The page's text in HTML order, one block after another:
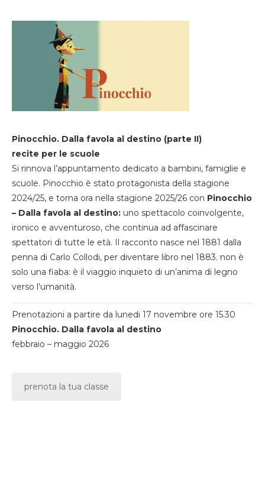
Pinocchio. Dalla favola al destino (parte II)
recite per le scuole
Si rinnova l’appuntamento dedicato a bambini, famiglie e
scuole. Pinocchio è stato protagonista della stagione
2024/25, e torna ora nella stagione 2025/26 con Pinocchio
– Dalla favola al destino: uno spettacolo coinvolgente,
ironico e avventuroso, che continua ad affascinare
spettatori di tutte le età. Il racconto nasce nel 1881 dalla
penna di Carlo Collodi, per diventare libro nel 1883. non è
solo una fiaba: è il viaggio inquieto di un’anima di legno
verso l’umanità.
Prenotazioni a partire da lunedi 17 novembre ore 15.30
Pinocchio. Dalla favola al destino
febbraio – maggio 2026
prenota la tua classe